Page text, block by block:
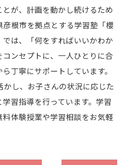
が、計画を動かし続けるため
彦根市を拠点とする学習塾「櫻
は、「何をすればいいかわか
ンセプトに、一人ひとりに合
丁寧にサポートしています。
し、お子さんの状況に応じた
習指導を行っています。学習
体験授業や学習相談をお気軽